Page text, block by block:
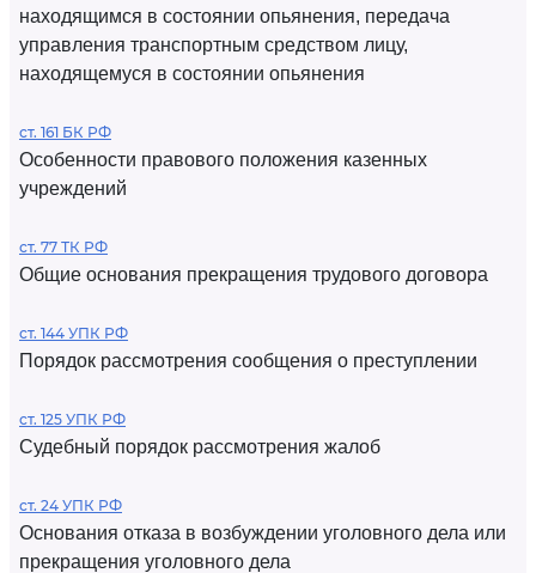
находящимся в состоянии опьянения, передача
управления транспортным средством лицу,
находящемуся в состоянии опьянения
ст. 161 БК РФ
Особенности правового положения казенных
учреждений
ст. 77 ТК РФ
Общие основания прекращения трудового договора
ст. 144 УПК РФ
Порядок рассмотрения сообщения о преступлении
ст. 125 УПК РФ
Судебный порядок рассмотрения жалоб
ст. 24 УПК РФ
Основания отказа в возбуждении уголовного дела или
прекращения уголовного дела